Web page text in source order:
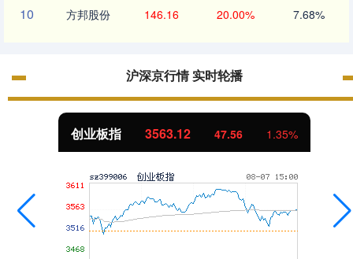
10 方邦股份 146.16 20.00% 7.68%
沪深京行情 实时轮播
创业板指 3563.12 47.56 1.35%